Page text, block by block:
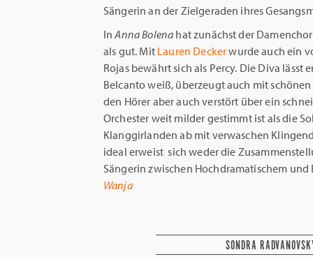
Sängerin an der Zielgeraden ihres
InAnna Bolena hat zunächst der
als gut. Mit Lauren Deckerwurde auch ein
Rojas bewährt sich als Percy. Die Diva lässt
Belcanto weiß, überzeugt auch mit schönen
den Hörer aber auch verstört über ein
Orchester weit milder gestimmt ist als die
Klanggirlanden ab mit verwaschen
ideal erweist sich weder die
Sängerin zwischen Hochdramatischem und
Wanja
SONDRA